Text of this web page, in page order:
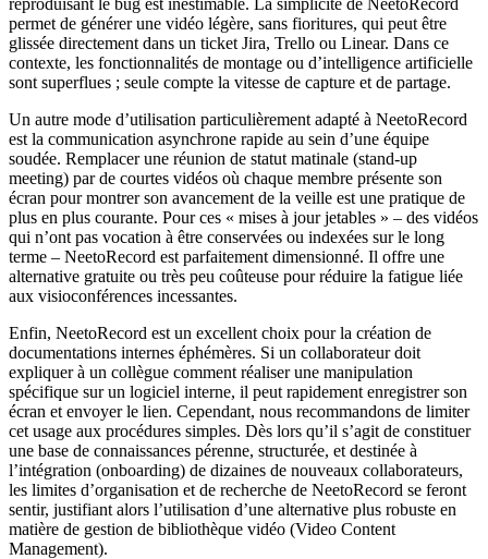
reproduisant le bug est inestimable. La simplicité de NeetoRecord
permet de générer une vidéo légère, sans fioritures, qui peut être
glissée directement dans un ticket Jira, Trello ou Linear. Dans ce
contexte, les fonctionnalités de montage ou d’intelligence artificielle
sont superflues ; seule compte la vitesse de capture et de partage.
Un autre mode d’utilisation particulièrement adapté à NeetoRecord
est la communication asynchrone rapide au sein d’une équipe
soudée. Remplacer une réunion de statut matinale (stand-up
meeting) par de courtes vidéos où chaque membre présente son
écran pour montrer son avancement de la veille est une pratique de
plus en plus courante. Pour ces « mises à jour jetables » – des vidéos
qui n’ont pas vocation à être conservées ou indexées sur le long
terme – NeetoRecord est parfaitement dimensionné. Il offre une
alternative gratuite ou très peu coûteuse pour réduire la fatigue liée
aux visioconférences incessantes.
Enfin, NeetoRecord est un excellent choix pour la création de
documentations internes éphémères. Si un collaborateur doit
expliquer à un collègue comment réaliser une manipulation
spécifique sur un logiciel interne, il peut rapidement enregistrer son
écran et envoyer le lien. Cependant, nous recommandons de limiter
cet usage aux procédures simples. Dès lors qu’il s’agit de constituer
une base de connaissances pérenne, structurée, et destinée à
l’intégration (onboarding) de dizaines de nouveaux collaborateurs,
les limites d’organisation et de recherche de NeetoRecord se feront
sentir, justifiant alors l’utilisation d’une alternative plus robuste en
matière de gestion de bibliothèque vidéo (Video Content
Management).